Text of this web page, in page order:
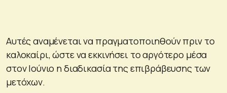
Αυτές αναμένεται να πραγματοποιηθούν πριν το
καλοκαίρι, ώστε να εκκινήσει το αργότερο μέσα
στον Ιούνιο η διαδικασία της επιβράβευσης των
μετόχων.